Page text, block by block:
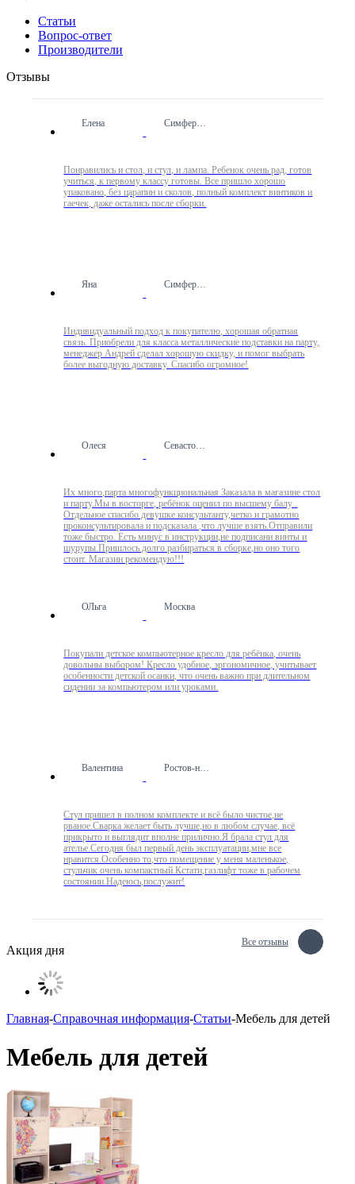
Статьи
Вопрос-ответ
Производители
Отзывы
Елена Симферополь
Понравились и стол, и стул, и лампа. Ребенок очень рад, готов
учиться, к первому классу готовы. Все пришло хорошо
упаковано, без царапин и сколов, полный комплект винтиков и
гаечек, даже остались после сборки.
Яна Симферополь
Индивидуальный подход к покупателю, хорошая обратная
связь. Приобрели для класса металлические подставки на парту,
менеджер Андрей сделал хорошую скидку, и помог выбрать
более выгодную доставку. Спасибо огромное!
Олеся Севастополь
Их много,парта многофункциональная Заказала в магазине стол
и парту.Мы в восторге, ребёнок оценил по высшему балу .
Отдельное спасибо девушке консультанту,четко и грамотно
проконсультировала и подсказала ,что лучше взять.Отправили
тоже быстро. Есть минус в инструкции,не подписани винты и
шурупы.Пришлось долго разбираться в сборке,но оно того
стоит. Магазин рекомендую!!!
ОЛьга Москва
Покупали детское компьютерное кресло для ребёнка, очень
довольны выбором! Кресло удобное, эргономичное, учитывает
особенности детской осанки, что очень важно при длительном
сидении за компьютером или уроками.
Валентина Ростов-на-Дону
Стул пришел в полном комплекте и всё было чистое,не
рваное.Сварка желает быть лучше,но в любом случае, всё
прикрыто и выглядит вполне прилично.Я брала стул для
ателье.Сегодня был первый день эксплуатации,мне все
нравится.Особенно то,что помещение у меня маленькое,
стульчик очень компактный.Кстати,газлифт тоже в рабочем
состоянии.Надеюсь,послужит!
Все отзывы
Акция дня
Главная-Справочная информация-Статьи-Мебель для детей
Мебель для детей